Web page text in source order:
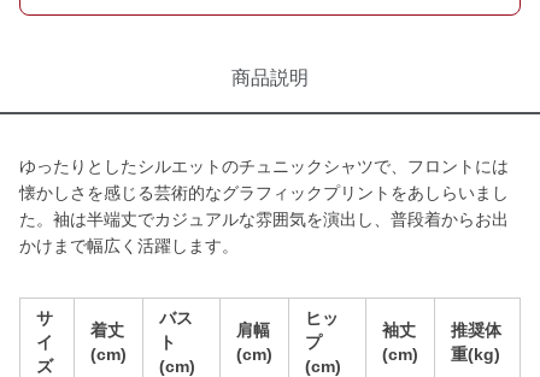
商品説明
ゆったりとしたシルエットのチュニックシャツで、フロントには
懐かしさを感じる芸術的なグラフィックプリントをあしらいまし
た。袖は半端丈でカジュアルな雰囲気を演出し、普段着からお出
かけまで幅広く活躍します。
サ
イ
ズ
着丈
(cm)
バス
ト
(cm)
肩幅
(cm)
ヒッ
プ
(cm)
袖丈
(cm)
推奨体
重(kg)